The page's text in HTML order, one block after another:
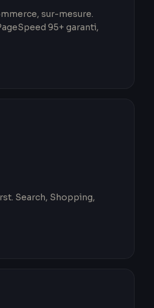
sur-mesure.
95+ garanti,
Search, Shopping,